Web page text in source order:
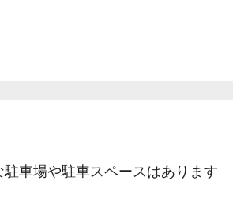
車場や駐車スペースはあります